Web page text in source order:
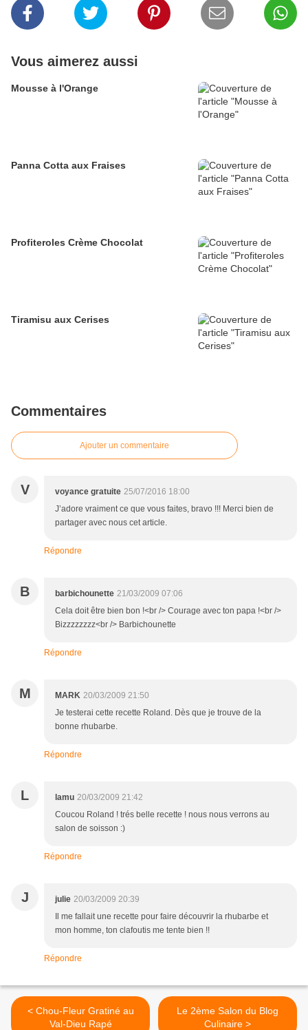
Vous aimerez aussi
Mousse à l'Orange
Panna Cotta aux Fraises
Profiteroles Crème Chocolat
Tiramisu aux Cerises
Commentaires
Ajouter un commentaire
V voyance gratuite 25/07/2016 18:00
J’adore vraiment ce que vous faites, bravo !!! Merci bien de
partager avec nous cet article.
Répondre
B barbichounette 21/03/2009 07:06
Cela doit être bien bon !<br /> Courage avec ton papa !<br />
Bizzzzzzzz<br /> Barbichounette
Répondre
M MARK 20/03/2009 21:50
Je testerai cette recette Roland. Dès que je trouve de la
bonne rhubarbe.
Répondre
L lamu 20/03/2009 21:42
Coucou Roland ! trés belle recette ! nous nous verrons au
salon de soisson :)
Répondre
J julie 20/03/2009 20:39
Il me fallait une recette pour faire découvrir la rhubarbe et
mon homme, ton clafoutis me tente bien !!
Répondre
< Chou-Fleur Gratiné au
Val-Dieu Rapé
Le 2ème Salon du Blog
Culinaire >